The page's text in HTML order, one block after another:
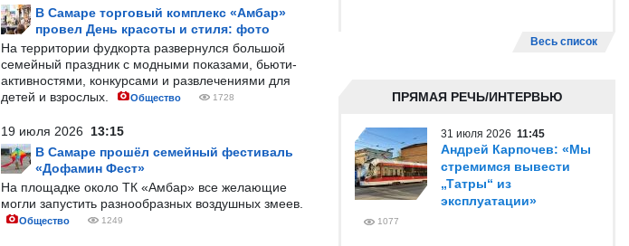
В Самаре торговый комплекс «Амбар»
провел День красоты и стиля: фото
На территории фудкорта развернулся большой
семейный праздник с модными показами, бьюти-
активностями, конкурсами и развлечениями для
детей и взрослых.
Общество 1728
19 июля 2026 13:15
В Самаре прошёл семейный фестиваль
«Дофамин Фест»
На площадке около ТК «Амбар» все желающие
могли запустить разнообразных воздушных змеев.
Общество 1249
Весь список
ПРЯМАЯ РЕЧЬ/ИНТЕРВЬЮ
31 июля 2026 11:45
Андрей Карпочев: «Мы
стремимся вывести
„Татры“ из
эксплуатации»
1077